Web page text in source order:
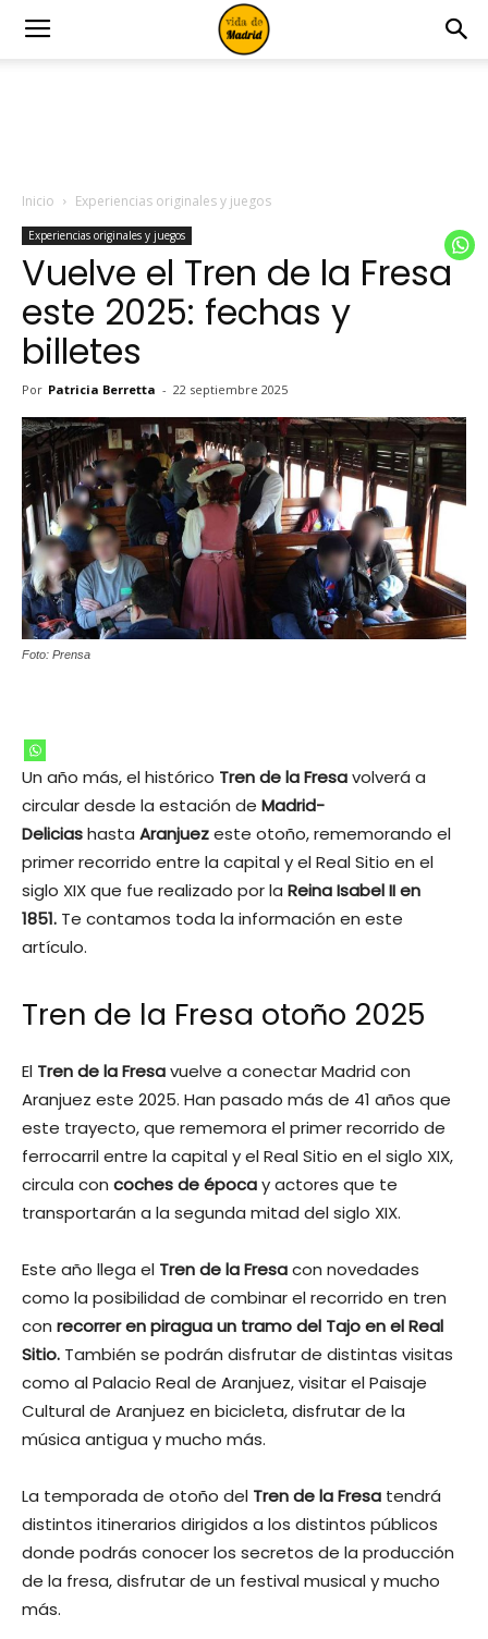
Inicio Experiencias originales y juegos
Experiencias originales y juegos
Vuelve el Tren de la Fresa
este 2025: fechas y
billetes
Por Patricia Berretta - 22 septiembre 2025
Foto: Prensa
Un año más, el histórico Tren de la Fresavolverá a
circular desde la estación de Madrid-
Deliciashasta Aranjuezeste otoño, rememorando el
primer recorrido entre la capital y el Real Sitio en el
siglo XIX que fue realizado por la Reina Isabel II en
1851. Te contamos toda la información en este
artículo.
Tren de la Fresa otoño 2025
El Tren de la Fresavuelve a conectar Madrid con
Aranjuez este 2025. Han pasado más de 41 años que
este trayecto, que rememora el primer recorrido de
ferrocarril entre la capital y el Real Sitio en el siglo XIX,
circula con coches de épocay actores que te
transportarán a la segunda mitad del siglo XIX.
Este año llega el Tren de la Fresacon novedades
como la posibilidad de combinar el recorrido en tren
con recorrer en piragua un tramo del Tajo en el Real
Sitio. También se podrán disfrutar de distintas visitas
como al Palacio Real de Aranjuez, visitar el Paisaje
Cultural de Aranjuez en bicicleta, disfrutar de la
música antigua y mucho más.
La temporada de otoño del Tren de la Fresa tendrá
distintos itinerarios dirigidos a los distintos públicos
donde podrás conocer los secretos de la producción
de la fresa, disfrutar de un festival musical y mucho
más.